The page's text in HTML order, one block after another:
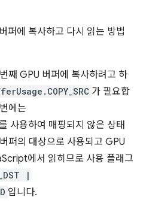
퍼에 복사하고 다시 읽는 방법
째 GPU 버퍼에 복사하려고 하
가 필요합
에는
사용하여 매핑되지 않은 상태
퍼의 대상으로 사용되고 GPU
에서 읽히므로 사용 플래그
|
입니다.